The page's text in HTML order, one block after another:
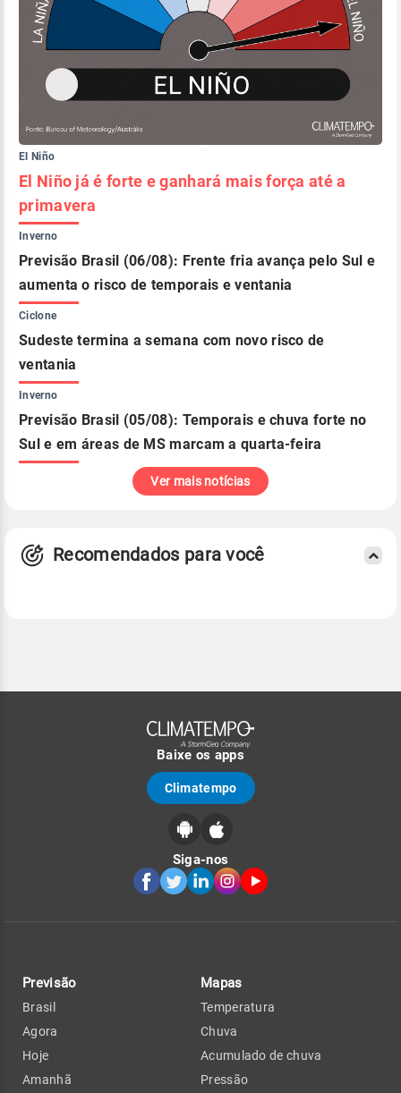
El Niño
El Niño já é forte e ganhará mais força até a
primavera
Inverno
Previsão Brasil (06/08): Frente fria avança pelo Sul e
aumenta o risco de temporais e ventania
Ciclone
Sudeste termina a semana com novo risco de
ventania
Inverno
Previsão Brasil (05/08): Temporais e chuva forte no
Sul e em áreas de MS marcam a quarta-feira
Ver mais notícias
Recomendados para você
Baixe os apps
Climatempo
Siga-nos
Previsão
Brasil
Agora
Hoje
Amanhã
Mapas
Temperatura
Chuva
Acumulado de chuva
Pressão